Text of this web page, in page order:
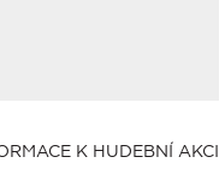
K HUDEBNÍ AKCI